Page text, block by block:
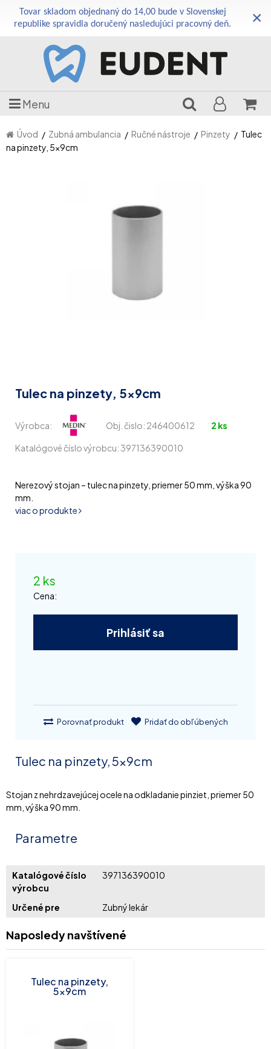
Tovar skladom objednaný do 14,00 bude v Slovenskej
republike spravidla doručený nasledujúci pracovný deň.
×
Menu
Úvod Zubná ambulancia Ručné nástroje Pinzety
Tulec
na pinzety, 5x9cm
Tulec na pinzety, 5x9cm
Výrobca: Obj. čislo: 246400612 2 ks
Katalógové číslo výrobcu: 397136390010
Nerezový stojan – tulec na pinzety, priemer 50 mm, výška 90
mm.
viac o produkte
2 ks
Cena:
Prihlásiť sa
Porovnať produkt Pridať do obľúbených
Tulec na pinzety, 5x9cm
Stojan z nehrdzavejúcej ocele na odkladanie pinziet, priemer 50
mm, výška 90 mm.
Parametre
Katalógové číslo
výrobcu
397136390010
Určené pre Zubný lekár
Naposledy navštívené
Tulec na pinzety,
5x9cm